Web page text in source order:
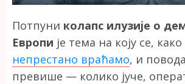
Потпуни колапс илузије о
Европи је тема на коју се,
непрестано враћамо, и
превише — колико јуче,